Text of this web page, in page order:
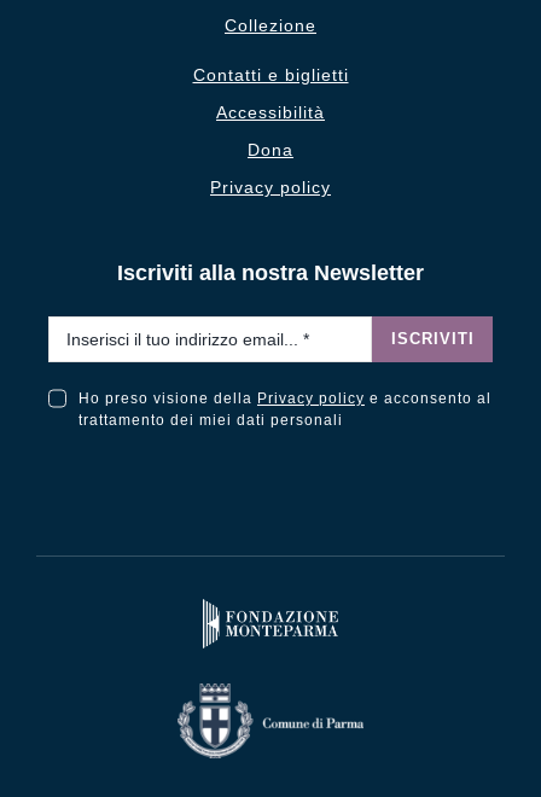
Collezione
Contatti e biglietti
Accessibilità
Dona
Privacy policy
Iscriviti alla nostra Newsletter
ISCRIVITI
Ho preso visione della Privacy policy e acconsento al
trattamento dei miei dati personali